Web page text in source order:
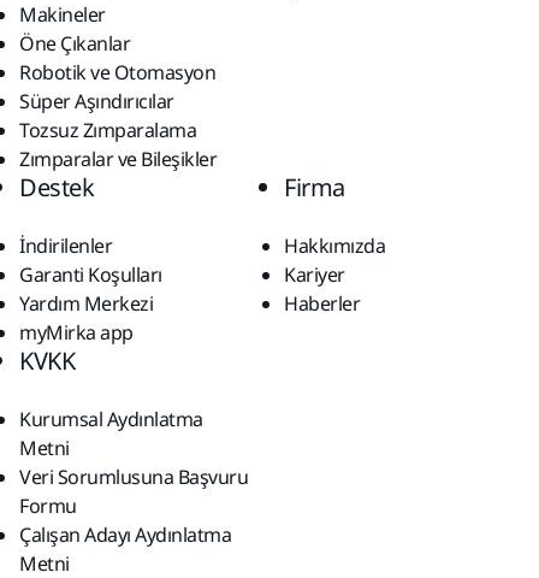
Makineler
Öne Çıkanlar
Robotik ve Otomasyon
Süper Aşındırıcılar
Tozsuz Zımparalama
Zımparalar ve Bileşikler
Destek
İndirilenler
Garanti Koşulları
Yardım Merkezi
myMirka app
Firma
Hakkımızda
Kariyer
Haberler
KVKK
Kurumsal Aydınlatma
Metni
Veri Sorumlusuna Başvuru
Formu
Çalışan Adayı Aydınlatma
Metni